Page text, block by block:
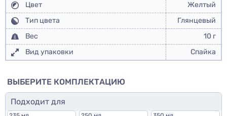
Цвет
Желтый
Тип цвета
Глянцевый
Вес
10 г
Вид упаковки
Спайка
ВЫБЕРИТЕ КОМПЛЕКТАЦИЮ
Подходит для